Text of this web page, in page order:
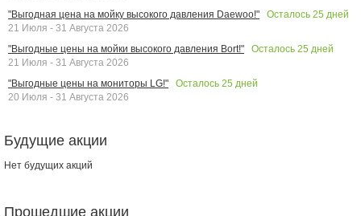
"Выгодная цена на мойку высокого давления Daewoo!"
Осталось 25 дней
21 Июля - 31 Августа 2026
"Выгодные цены на мойки высокого давления Bort!"
Осталось 25 дней
21 Июля - 31 Августа 2026
"Выгодные цены на мониторы LG!"
Осталось 25 дней
20 Июля - 31 Августа 2026
Будущие акции
Нет будущих акций
Прошедшие акции